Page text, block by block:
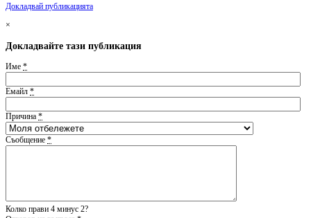
Докладвай публикацията
×
Докладвайте тази публикация
Име *
Емайл *
Причина *
Съобщение *
Колко прави 4 минус 2?